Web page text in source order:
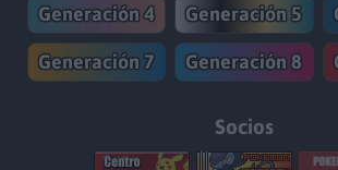
Generación 4 Generación 5
Generación 7 Generación 8
Socios